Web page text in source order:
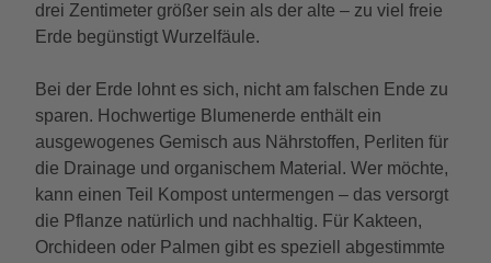
drei Zentimeter größer sein als der alte – zu viel freie
Erde begünstigt Wurzelfäule.
Bei der Erde lohnt es sich, nicht am falschen Ende zu
sparen. Hochwertige Blumenerde enthält ein
ausgewogenes Gemisch aus Nährstoffen, Perliten für
die Drainage und organischem Material. Wer möchte,
kann einen Teil Kompost untermengen – das versorgt
die Pflanze natürlich und nachhaltig. Für Kakteen,
Orchideen oder Palmen gibt es speziell abgestimmte